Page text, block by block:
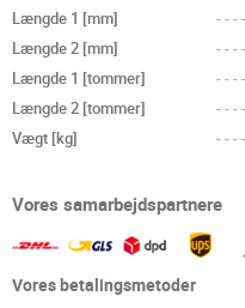
Længde 1 [mm]
----
Længde 2 [mm]
----
Længde 1 [tommer]
----
Længde 2 [tommer]
----
Vægt [kg]
----
Vores samarbejdspartnere
Vores betalingsmetoder